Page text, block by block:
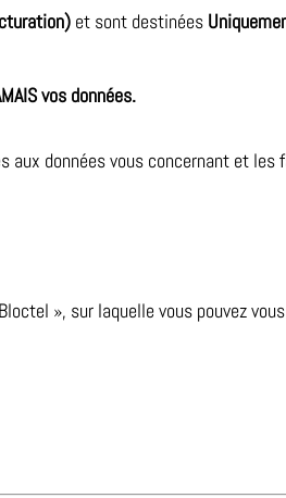
et sont destinées
vos données.
aux données vous concernant et
», sur laquelle vous pouvez